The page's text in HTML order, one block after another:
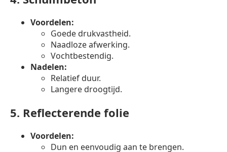
Voordelen:
Goede drukvastheid.
Naadloze afwerking.
Vochtbestendig.
Nadelen:
Relatief duur.
Langere droogtijd.
5. Reflecterende folie
Voordelen:
Dun en eenvoudig aan te brengen.